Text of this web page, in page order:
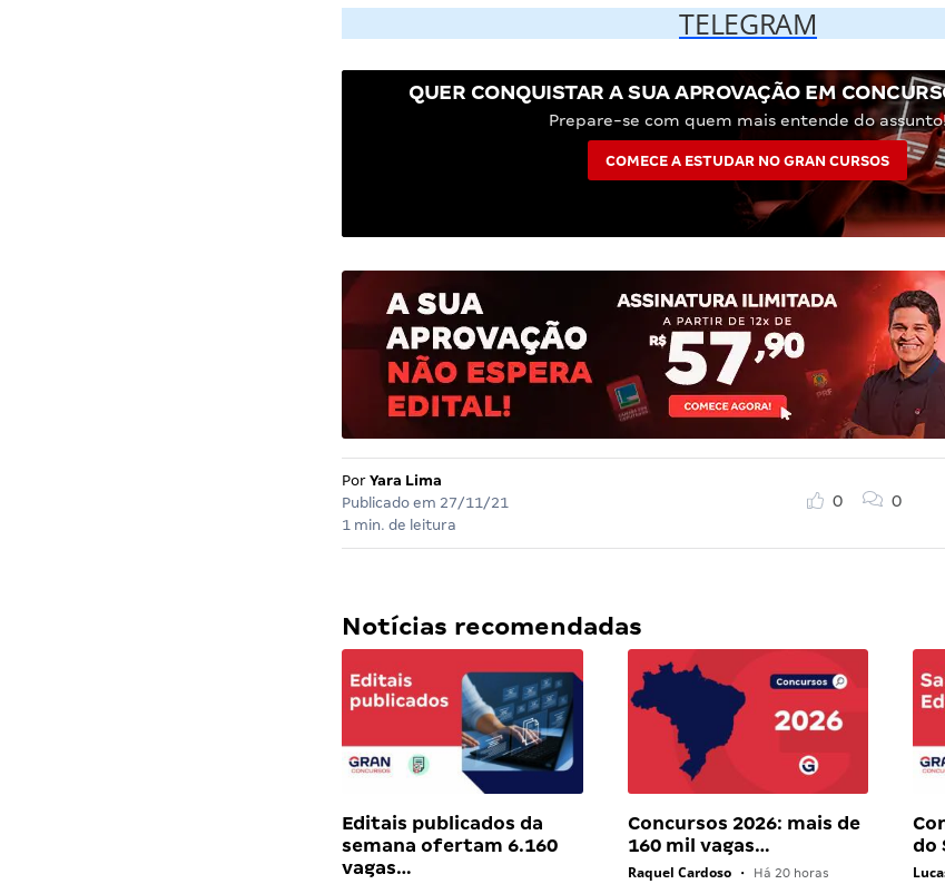
TELEGRAM
QUER CONQUISTAR A SUA APROVAÇÃO EM
Prepare-se com quem mais entende do
COMECE A ESTUDAR NO GRAN CURSOS
Por Yara Lima
Publicado em 27/11/21
1 min. de leitura
0 0
Notícias recomendadas
Editais publicados da
semana ofertam 6.160
vagas…
Concursos 2026: mais de
160 mil vagas…
Raquel Cardoso • Há 20 horas
do